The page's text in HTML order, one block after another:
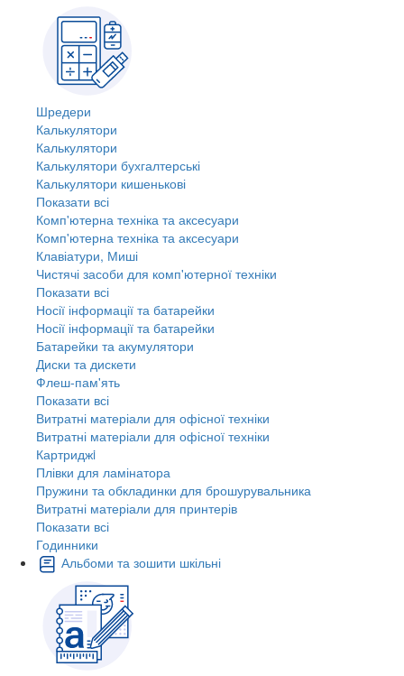
Шредери
Калькулятори
Калькулятори
Калькулятори бухгалтерські
Калькулятори кишенькові
Показати всі
Комп'ютерна техніка та аксесуари
Комп'ютерна техніка та аксесуари
Клавіатури, Миші
Чистячі засоби для комп'ютерної техніки
Показати всі
Носії інформації та батарейки
Носії інформації та батарейки
Батарейки та акумулятори
Диски та дискети
Флеш-пам'ять
Показати всі
Витратні матеріали для офісної техніки
Витратні матеріали для офісної техніки
Картриджi
Плівки для ламінатора
Пружини та обкладинки для брошурувальника
Витратні матеріали для принтерів
Показати всі
Годинники
Альбоми та зошити шкільні